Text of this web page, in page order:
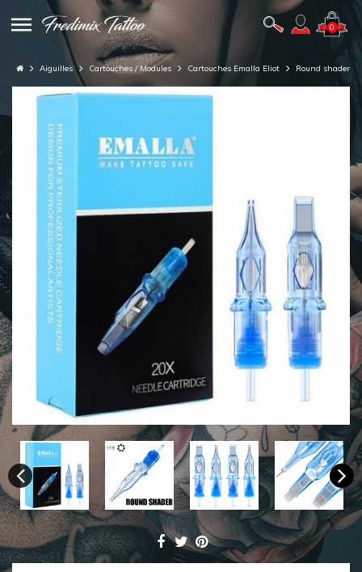
0
Aiguilles Cartouches / Modules Cartouches Emalla Eliot Round shader